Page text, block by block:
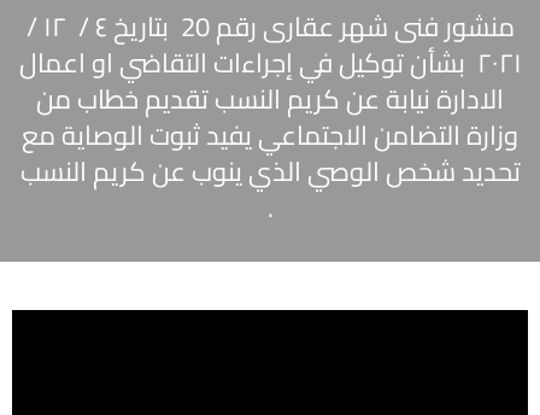
منشور فنى شهر عقارى رقم 20 بتاريخ ٤ / ١٢ /
۲۰۲۱ بشأن توكيل في إجراءات التقاضي او اعمال
الادارة نيابة عن كريم النسب تقديم خطاب من
وزارة التضامن الاجتماعي يفيد ثبوت الوصاية مع
تحديد شخص الوصي الذي ينوب عن كريم النسب
.